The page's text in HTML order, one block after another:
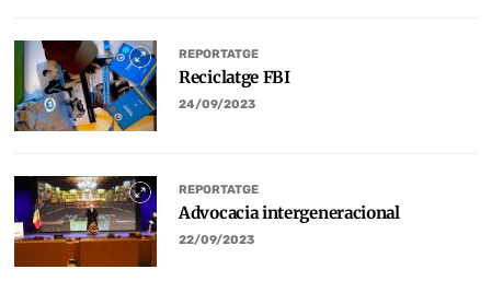
REPORTATGE
Reciclatge FBI
24/09/2023
REPORTATGE
Advocacia intergeneracional
22/09/2023